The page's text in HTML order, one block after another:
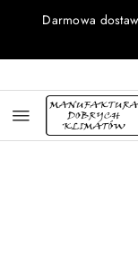
Przejdź do
Przejdź do
Przejdź do
Przejdź do
Przejdź do
Przejdź do
Darmowa